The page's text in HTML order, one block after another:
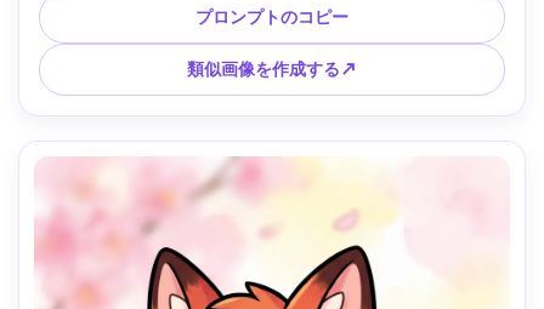
らしいSFの雰囲気、すっきりとした構図中心のキャラクタ
ー、ステッカーとエモーションに優しい、傑作のかわいいア
ート、85mmレンズ、浅い被写界深度、柔らかい映画のよう
な照明 --ar 4:5
プロンプトのコピー
類似画像を作成する↗